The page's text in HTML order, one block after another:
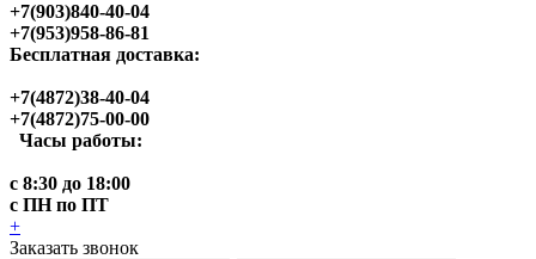
+7(903)840-40-04
+7(953)958-86-81
Бесплатная доставка:
+7(4872)38-40-04
+7(4872)75-00-00
Часы работы:
с 8:30 до 18:00
с ПН по ПТ
+
Заказать звонок